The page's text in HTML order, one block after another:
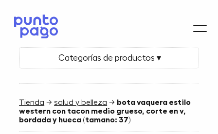
Categorías de productos ▾
Tienda →salud y belleza → bota vaquera estilo
western con tacon medio grueso, corte en v,
bordada y hueca (tamano: 37)